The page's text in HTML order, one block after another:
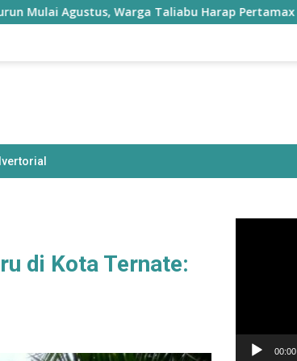
Warga Taliabu Harap Pertamax Lebih Murah Lagi
di Kota Ternate:
00:00